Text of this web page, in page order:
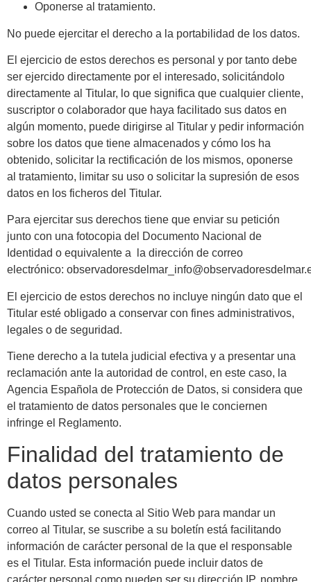
Oponerse al tratamiento.
No puede ejercitar el derecho a la portabilidad de los datos.
El ejercicio de estos derechos es personal y por tanto debe
ser ejercido directamente por el interesado, solicitándolo
directamente al Titular, lo que significa que cualquier cliente,
suscriptor o colaborador que haya facilitado sus datos en
algún momento, puede dirigirse al Titular y pedir información
sobre los datos que tiene almacenados y cómo los ha
obtenido, solicitar la rectificación de los mismos, oponerse
al tratamiento, limitar su uso o solicitar la supresión de esos
datos en los ficheros del Titular.
Para ejercitar sus derechos tiene que enviar su petición
junto con una fotocopia del Documento Nacional de
Identidad o equivalente a la dirección de correo
electrónico:
El ejercicio de estos derechos no incluye ningún dato que el
Titular esté obligado a conservar con fines administrativos,
legales o de seguridad.
Tiene derecho a la tutela judicial efectiva y a presentar una
reclamación ante la autoridad de control, en este caso, la
Agencia Española de Protección de Datos, si considera que
el tratamiento de datos personales que le conciernen
infringe el Reglamento.
Finalidad del tratamiento de
datos personales
Cuando usted se conecta al Sitio Web para mandar un
correo al Titular, se suscribe a su boletín está facilitando
información de carácter personal de la que el responsable
es el Titular. Esta información puede incluir datos de